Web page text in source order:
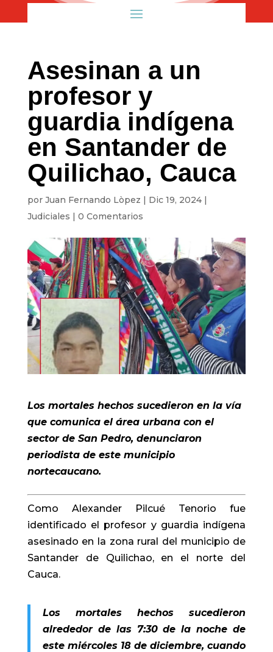
Asesinan a un
profesor y
guardia indígena
en Santander de
Quilichao, Cauca
por Juan Fernando Lòpez | Dic 19, 2024|
Judiciales | 0 Comentarios
Los mortales hechos sucedieron en la vía
que comunica el área urbana con el
sector de San Pedro, denunciaron
periodista de este municipio
nortecaucano.
Como Alexander Pilcué Tenorio fue
identificado el profesor y guardia indígena
asesinado en la zona rural del municipio de
Santander de Quilichao, en el norte del
Cauca.
Los mortales hechos sucedieron
alrededor de las 7:30 de la noche de
este miércoles 18 de diciembre, cuando